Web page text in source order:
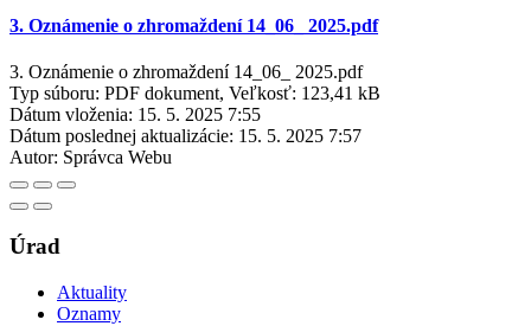
3. Oznámenie o zhromaždení 14_06_ 2025.pdf
3. Oznámenie o zhromaždení 14_06_ 2025.pdf
Typ súboru: PDF dokument, Veľkosť: 123,41 kB
Dátum vloženia: 15. 5. 2025 7:55
Dátum poslednej aktualizácie: 15. 5. 2025 7:57
Autor: Správca Webu
Úrad
Aktuality
Oznamy